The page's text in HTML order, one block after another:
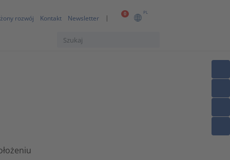
0 PL
rozwój Kontakt Newsletter